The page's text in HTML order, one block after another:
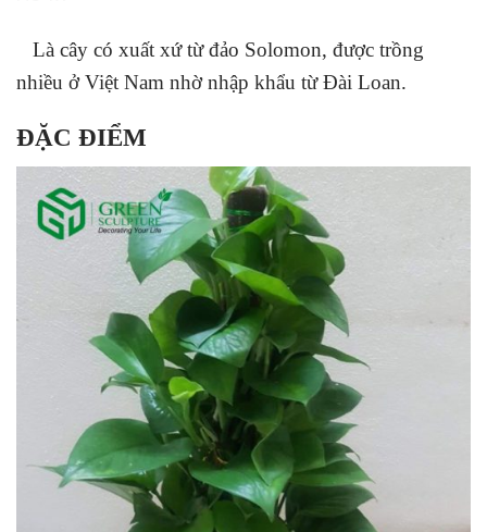
Là cây có xuất xứ từ đảo Solomon, được trồng
nhiều ở Việt Nam nhờ nhập khẩu từ Đài Loan.
ĐẶC ĐIỂM